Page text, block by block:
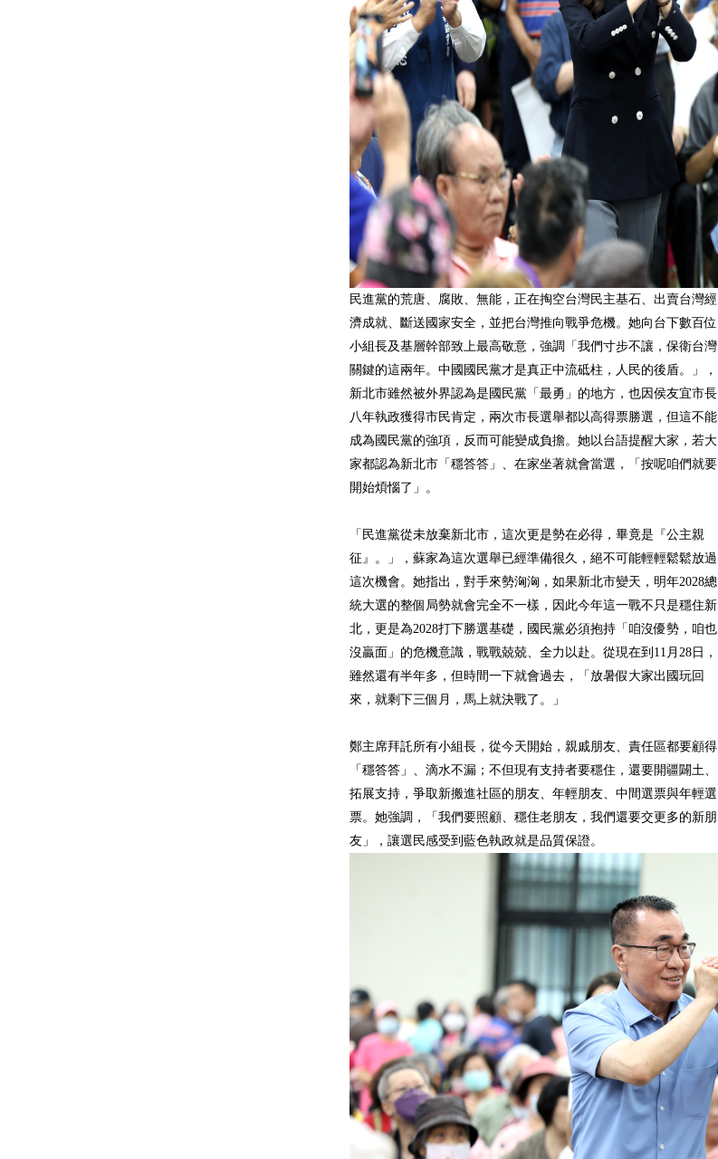
民進黨的荒唐、腐敗、無能，正在掏空台灣民主基石、出賣台灣經
濟成就、斷送國家安全，並把台灣推向戰爭危機。她向台下數百位
小組長及基層幹部致上最高敬意，強調「我們寸步不讓，保衛台灣
關鍵的這兩年。中國國民黨才是真正中流砥柱，人民的後盾。」，
新北市雖然被外界認為是國民黨「最勇」的地方，也因侯友宜市長
八年執政獲得市民肯定，兩次市長選舉都以高得票勝選，但這不能
成為國民黨的強項，反而可能變成負擔。她以台語提醒大家，若大
家都認為新北市「穩答答」、在家坐著就會當選，「按呢咱們就要
開始煩惱了」。
「民進黨從未放棄新北市，這次更是勢在必得，畢竟是『公主親
征』。」，蘇家為這次選舉已經準備很久，絕不可能輕輕鬆鬆放過
這次機會。她指出，對手來勢洶洶，如果新北市變天，明年2028總
統大選的整個局勢就會完全不一樣，因此今年這一戰不只是穩住新
北，更是為2028打下勝選基礎，國民黨必須抱持「咱沒優勢，咱也
沒贏面」的危機意識，戰戰兢兢、全力以赴。從現在到11月28日，
雖然還有半年多，但時間一下就會過去，「放暑假大家出國玩回
來，就剩下三個月，馬上就決戰了。」
鄭主席拜託所有小組長，從今天開始，親戚朋友、責任區都要顧得
「穩答答」、滴水不漏；不但現有支持者要穩住，還要開疆闢土、
拓展支持，爭取新搬進社區的朋友、年輕朋友、中間選票與年輕選
票。她強調，「我們要照顧、穩住老朋友，我們還要交更多的新朋
友」，讓選民感受到藍色執政就是品質保證。